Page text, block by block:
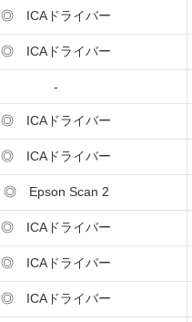
◎ ICAドライバー
◎ ICAドライバー
-
◎ ICAドライバー
◎ ICAドライバー
◎ Epson Scan 2
◎ ICAドライバー
◎ ICAドライバー
◎ ICAドライバー